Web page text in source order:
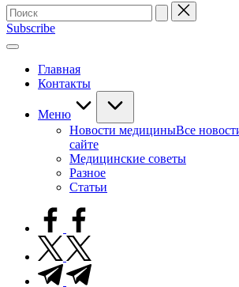
Поиск
для:
Subscribe
Главная
Контакты
Меню
Новости медициныВсе
сайте
Медицинские советы
Разное
Статьи
facebook.com
twitter.com
t.me